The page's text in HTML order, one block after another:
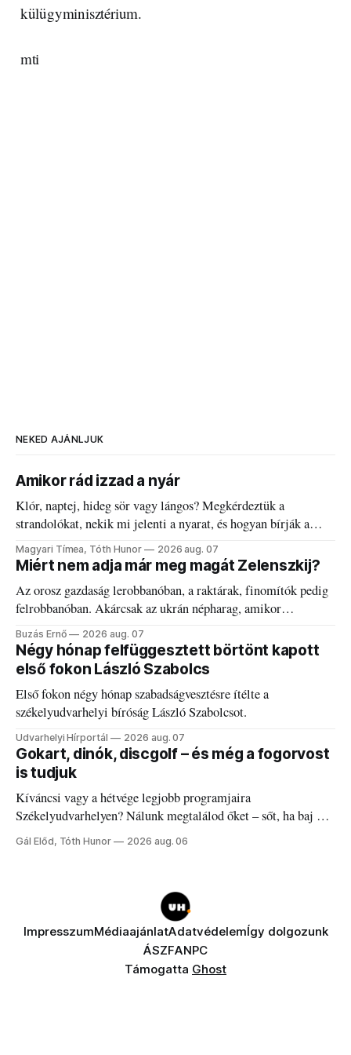
külügyminisztérium.
mti
NEKED AJÁNLJUK
Amikor rád izzad a nyár
Klór, naptej, hideg sör vagy lángos? Megkérdeztük a
strandolókat, nekik mi jelenti a nyarat, és hogyan bírják a
kánikulát.
Magyari Tímea, Tóth Hunor 2026 aug. 07
Miért nem adja már meg magát Zelenszkij?
Az orosz gazdaság lerobbanóban, a raktárak, finomítók pedig
felrobbanóban. Akárcsak az ukrán népharag, amikor
elégedetlen vezetőivel.
Buzás Ernő 2026 aug. 07
Négy hónap felfüggesztett börtönt kapott
első fokon László Szabolcs
Első fokon négy hónap szabadságvesztésre ítélte a
székelyudvarhelyi bíróság László Szabolcsot.
Udvarhelyi Hírportál 2026 aug. 07
Gokart, dinók, discgolf – és még a fogorvost
is tudjuk
Kíváncsi vagy a hétvége legjobb programjaira
Székelyudvarhelyen? Nálunk megtalálod őket – sőt, ha baj van
a fogaddal, a fogorvosi ügyeletet is!
Gál Előd, Tóth Hunor 2026 aug. 06
ImpresszumMédiaajánlatAdatvédelemÍgy dolgozunk
ÁSZFANPC
Támogatta Ghost